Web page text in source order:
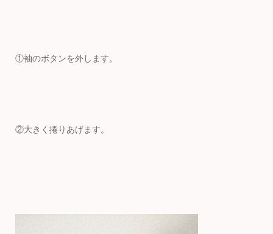
①袖のボタンを外します。
②大きく捲りあげます。